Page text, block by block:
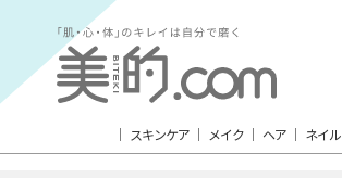
スキンケア メイク ヘア ネイル